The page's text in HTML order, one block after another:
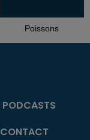
Poissons
PODCASTS
CONTACT